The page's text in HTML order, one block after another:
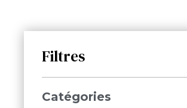
Filtres
Catégories